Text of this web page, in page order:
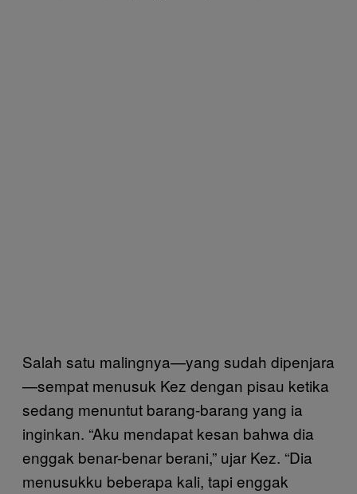
Salah satu malingnya—yang sudah dipenjara
—sempat menusuk Kez dengan pisau ketika
sedang menuntut barang-barang yang ia
inginkan. “Aku mendapat kesan bahwa dia
enggak benar-benar berani,” ujar Kez. “Dia
menusukku beberapa kali, tapi enggak